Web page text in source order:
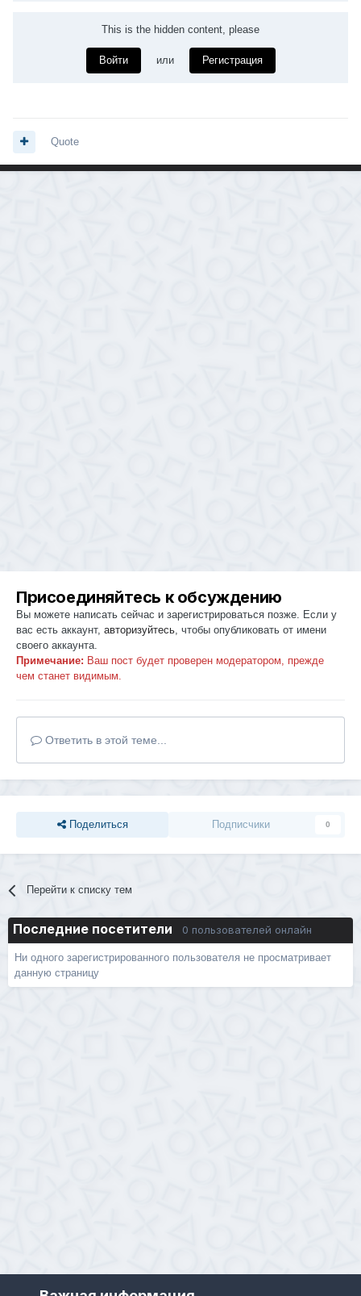
This is the hidden content, please
Войти или Регистрация
Quote
Присоединяйтесь к обсуждению
Вы можете написать сейчас и зарегистрироваться позже. Если у
вас есть аккаунт, авторизуйтесь, чтобы опубликовать от имени
своего аккаунта.
Примечание: Ваш пост будет проверен модератором, прежде
чем станет видимым.
Ответить в этой теме...
Поделиться Подписчики 0
Перейти к списку тем
Последние посетители 0 пользователей онлайн
Ни одного зарегистрированного пользователя не просматривает
данную страницу